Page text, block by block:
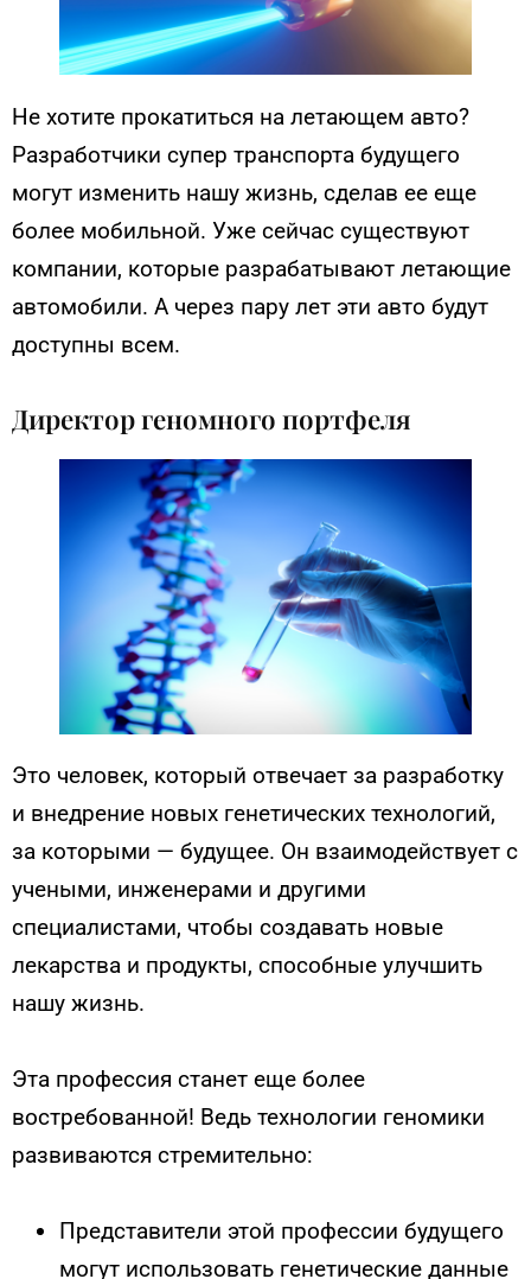
Не хотите прокатиться на летающем авто?
Разработчики супер транспорта будущего
могут изменить нашу жизнь, сделав ее еще
более мобильной. Уже сейчас существуют
компании, которые разрабатывают летающие
автомобили. А через пару лет эти авто будут
доступны всем.
Директор геномного портфеля
Это человек, который отвечает за разработку
и внедрение новых генетических технологий,
за которыми — будущее. Он взаимодействует с
учеными, инженерами и другими
специалистами, чтобы создавать новые
лекарства и продукты, способные улучшить
нашу жизнь.
Эта профессия станет еще более
востребованной! Ведь технологии геномики
развиваются стремительно:
Представители этой профессии будущего
могут использовать генетические данные